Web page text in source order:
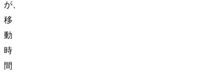
が、
移
動
時
間